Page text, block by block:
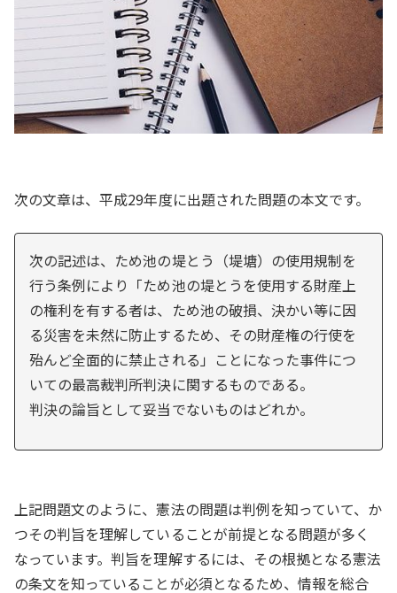
次の文章は、平成29年度に出題された問題の本文です。
次の記述は、ため池の堤とう（堤塘）の使用規制を
行う条例により「ため池の堤とうを使用する財産上
の権利を有する者は、ため池の破損、決かい等に因
る災害を未然に防止するため、その財産権の行使を
殆んど全面的に禁止される」ことになった事件につ
いての最高裁判所判決に関するものである。
判決の論旨として妥当でないものはどれか。
上記問題文のように、憲法の問題は判例を知っていて、か
つその判旨を理解していることが前提となる問題が多く
なっています。判旨を理解するには、その根拠となる憲法
の条文を知っていることが必須となるため、情報を総合